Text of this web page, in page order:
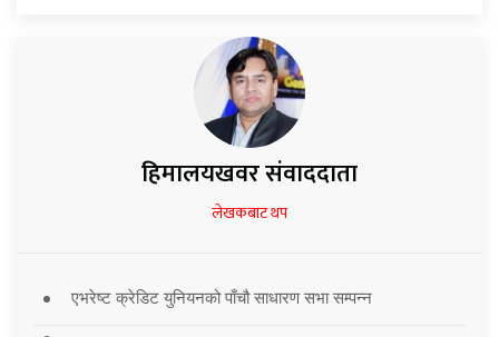
हिमालयखवर संवाददाता
लेखकबाट थप
एभरेष्ट क्रेडिट युनियनको पाँचौ साधारण सभा सम्पन्न